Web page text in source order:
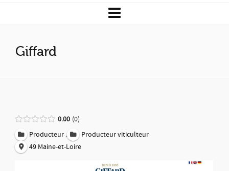
Giffard
0.00 0
Producteur ,
Producteur viticulteur
49 Maine-et-Loire